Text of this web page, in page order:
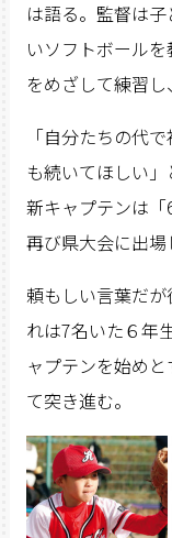
は語る。監督は
いソフトボール
をめざして練習し
「自分たちの代
も続いてほしい」
新キャプテンは「
再び県大会に出場
頼もしい言葉だ
れは7名いた６年
ャプテンを始め
て突き進む。